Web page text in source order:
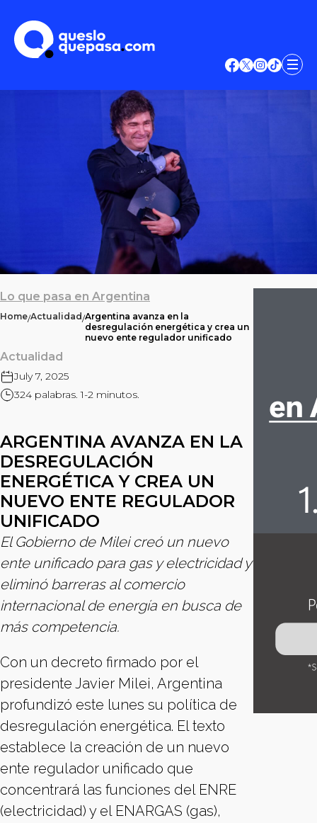
Lo que pasa en Argentina
Home/Actualidad/Argentina avanza en la
desregulación energética y crea un
nuevo ente regulador unificado
Actualidad
July 7, 2025
324 palabras. 1-2 minutos.
ARGENTINA AVANZA EN LA
DESREGULACIÓN
ENERGÉTICA Y CREA UN
NUEVO ENTE REGULADOR
UNIFICADO
El Gobierno de Milei creó un nuevo
ente unificado para gas y electricidad y
eliminó barreras al comercio
internacional de energía en busca de
más competencia.
Con un decreto firmado por el
presidente Javier Milei, Argentina
profundizó este lunes su política de
desregulación energética. El texto
establece la creación de un nuevo
ente regulador unificado que
concentrará las funciones del ENRE
(electricidad) y el ENARGAS (gas),